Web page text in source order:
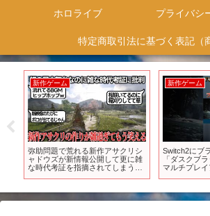
ホロライブ
新作ゲーム
弥助問題で荒れる新作アサクリシ
ャドウズが新情報公開して更に雑
な時代考証を指摘されてしまうｗ
右差し…突然流れ出すヒップホッ
プBGM
新作ゲーム
Switch2にブ
「ダスクブ
マルチプレ